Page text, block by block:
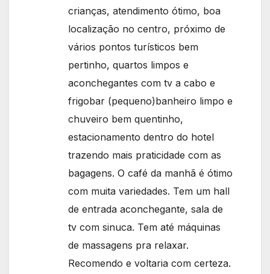
crianças, atendimento ótimo, boa
localização no centro, próximo de
vários pontos turísticos bem
pertinho, quartos limpos e
aconchegantes com tv a cabo e
frigobar (pequeno)banheiro limpo e
chuveiro bem quentinho,
estacionamento dentro do hotel
trazendo mais praticidade com as
bagagens. O café da manhã é ótimo
com muita variedades. Tem um hall
de entrada aconchegante, sala de
tv com sinuca. Tem até máquinas
de massagens pra relaxar.
Recomendo e voltaria com certeza.